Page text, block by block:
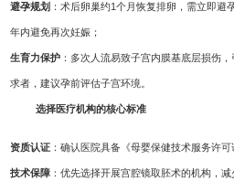
避孕规划 ：术后卵巢约1个月恢复排卵，需立即
年内避免再次妊娠；
生育力保护 ：多次人流易致子宫内膜基底层损伤
求者，建议孕前评估子宫环境。
选择医疗机构的核心标准
资质认证 ：确认医院具备《母婴保健技术服务许可
技术保障 ：优先选择开展宫腔镜取胚术的机构，减